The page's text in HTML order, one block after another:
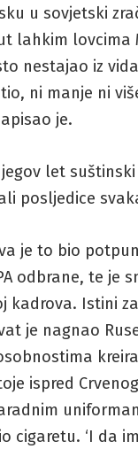
u sovjetski
lahkim lovcima
nestajao iz
ni manje ni
je.
let
posljedice
je to bio
odbrane, te je
kadrova. Istini
je nagnao
ispred
cigaretu. ‘I da